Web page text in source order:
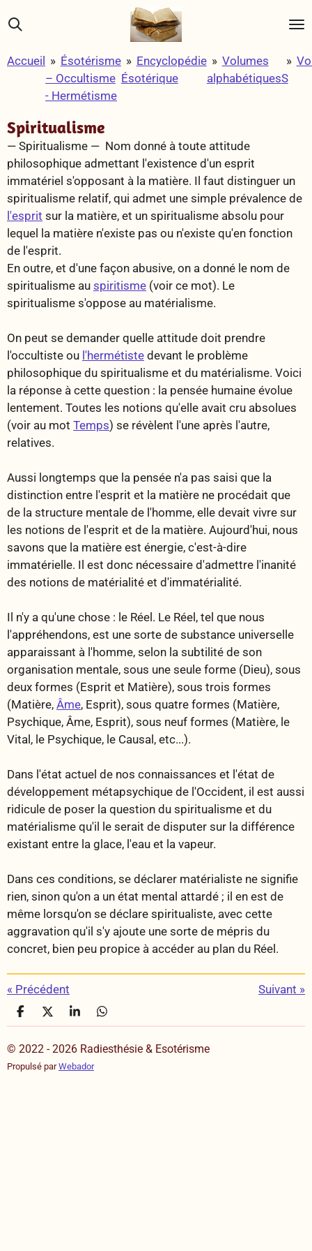
Passer
au
principal
Accueil » Ésotérisme
– Occultisme
- Hermétisme
» Encyclopédie
Ésotérique
» Volumes
alphabétiques
»
S
Spiritualisme
— Spiritualisme — Nom donné à toute attitude
philosophique admettant l'existence d'un esprit
immatériel s'opposant à la matière. Il faut distinguer un
spiritualisme relatif, qui admet une simple prévalence de
l'esprit sur la matière, et un spiritualisme absolu pour
lequel la matière n'existe pas ou n'existe qu'en fonction
de l'esprit.
En outre, et d'une façon abusive, on a donné le nom de
spiritualisme au spiritisme (voir ce mot). Le
spiritualisme s'oppose au matérialisme.
On peut se demander quelle attitude doit prendre
l'occultiste ou l'hermétiste devant le problème
philosophique du spiritualisme et du matérialisme. Voici
la réponse à cette question : la pensée humaine évolue
lentement. Toutes les notions qu'elle avait cru absolues
(voir au mot Temps) se révèlent l'une après l'autre,
relatives.
Aussi longtemps que la pensée n'a pas saisi que la
distinction entre l'esprit et la matière ne procédait que
de la structure mentale de l'homme, elle devait vivre sur
les notions de l'esprit et de la matière. Aujourd'hui, nous
savons que la matière est énergie, c'est-à-dire
immatérielle. Il est donc nécessaire d'admettre l'inanité
des notions de matérialité et d'immatérialité.
Il n'y a qu'une chose : le Réel. Le Réel, tel que nous
l'appréhendons, est une sorte de substance universelle
apparaissant à l'homme, selon la subtilité de son
organisation mentale, sous une seule forme (Dieu), sous
deux formes (Esprit et Matière), sous trois formes
(Matière, Âme, Esprit), sous quatre formes (Matière,
Psychique, Âme, Esprit), sous neuf formes (Matière, le
Vital, le Psychique, le Causal, etc...).
Dans l'état actuel de nos connaissances et l'état de
développement métapsychique de l'Occident, il est aussi
ridicule de poser la question du spiritualisme et du
matérialisme qu'il le serait de disputer sur la différence
existant entre la glace, l'eau et la vapeur.
Dans ces conditions, se déclarer matérialiste ne signifie
rien, sinon qu'on a un état mental attardé ; il en est de
même lorsqu'on se déclare spiritualiste, avec cette
aggravation qu'il s'y ajoute une sorte de mépris du
concret, bien peu propice à accéder au plan du Réel.
« Précédent Suivant »
P
a
r
t
a
P
a
a
P
a
r
t
a
P
a
r
t
© 2022 - 2026 Radiesthésie & Esotérisme
Propulsé parWebador